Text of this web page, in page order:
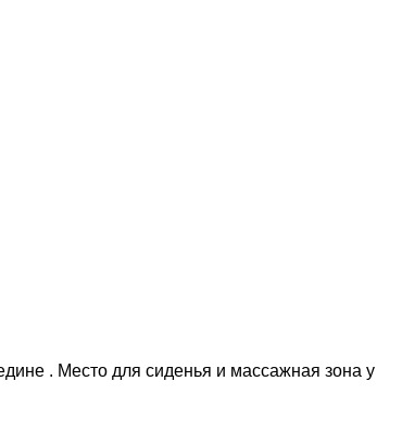
. Место для сиденья и массажная зона у